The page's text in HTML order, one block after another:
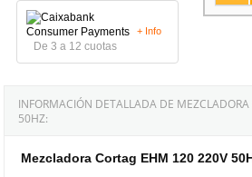
De 3 a 12 cuotas
+ Info
INFORMACIÓN DETALLADA DE
50HZ:
Mezcladora Cortag EHM 120 220V